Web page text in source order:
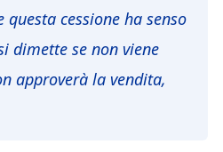
questa cessione ha senso
dimette se non viene
approverà la vendita,